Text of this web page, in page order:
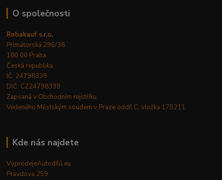
O společnosti
Rebakauf s.r.o.
Primátorská 296/38
180 00 Praha
Česká republika
IČ: 24798339
DIČ: CZ24798339
Zapsaná v Obchodním rejstříku.
Vedeného Městským soudem v Praze oddíl C, vložka 175211
Kde nás najdete
VýprodejeAutodílů.eu
Pravdova 259